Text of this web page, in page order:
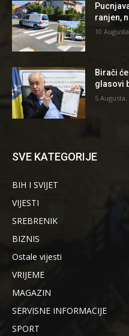
ranjen,
10
Birači
glasovi
5 Augusta,
SVE KATEGORIJE
BIH I SVIJET
VIJESTI
SREBRENIK
BIZNIS
Ostale vijesti
VRIJEME
MAGAZIN
SERVISNE INFORMACIJE
SPORT